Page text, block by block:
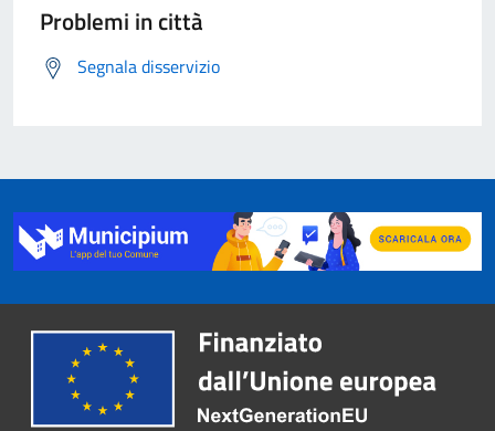
Problemi in città
Segnala disservizio